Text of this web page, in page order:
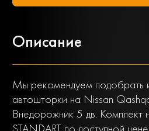
Описание
Мы рекомендуем подобрать
автошторки на Nissan
Внедорожник 5 дв. Комплект